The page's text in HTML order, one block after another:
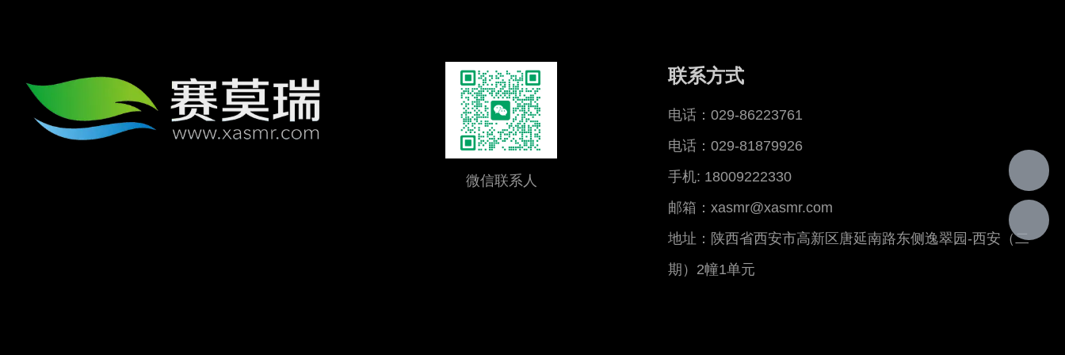
微信联系人
联系方式
电话：029-86223761
电话：029-81879926
手机: 18009222330
邮箱：xasmr@xasmr.com
地址：陕西省西安市高新区唐延南路东侧逸翠园-西安（二
期）2幢1单元